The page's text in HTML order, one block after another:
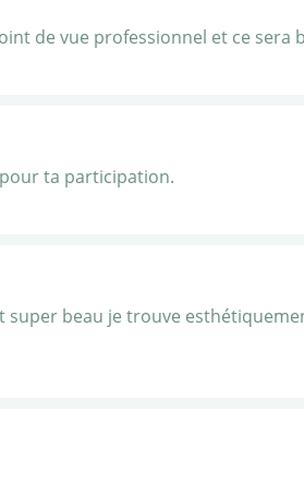
de vue professionnel et ce sera
ta participation.
super beau je trouve